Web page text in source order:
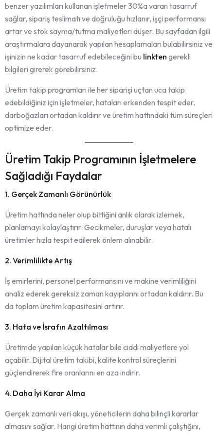
benzer yazılımları kullanan işletmeler 30%a varan tasarruf
sağlar, sipariş teslimatı ve doğruluğu hızlanır, işçi performansı
artar ve stok sayma/tutma maliyetleri düşer. Bu sayfadan ilgili
araştırmalara dayanarak yapılan hesaplamaları bulabilirsiniz ve
işinizin ne kadar tasarruf edebileceğini bu linkten gerekli
bilgileri girerek görebilirsiniz.
Üretim takip programları ile her siparişi uçtan uca takip
edebildiğiniz için işletmeler, hataları erkenden tespit eder,
darboğazları ortadan kaldırır ve üretim hattındaki tüm süreçleri
optimize eder.
Üretim Takip Programının İşletmelere
Sağladığı Faydalar
1. Gerçek Zamanlı Görünürlük
Üretim hattında neler olup bittiğini anlık olarak izlemek,
planlamayı kolaylaştırır. Gecikmeler, duruşlar veya hatalı
üretimler hızla tespit edilerek önlem alınabilir.
2. Verimlilikte Artış
İş emirlerini, personel performansını ve makine verimliliğini
analiz ederek gereksiz zaman kayıplarını ortadan kaldırır. Bu
da toplam üretim kapasitesini artırır.
3. Hata ve İsrafın Azaltılması
Üretimde yapılan küçük hatalar bile ciddi maliyetlere yol
açabilir. Dijital üretim takibi, kalite kontrol süreçlerini
güçlendirerek fire oranlarını en aza indirir.
4. Daha İyi Karar Alma
Gerçek zamanlı veri akışı, yöneticilerin daha bilinçli kararlar
almasını sağlar. Hangi üretim hattının daha verimli çalıştığını,